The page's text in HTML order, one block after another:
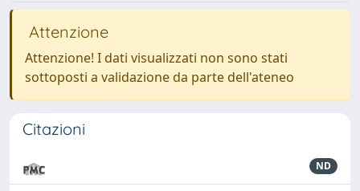
Attenzione
Attenzione! I dati visualizzati non sono stati
sottoposti a validazione da parte dell'ateneo
Citazioni
ND